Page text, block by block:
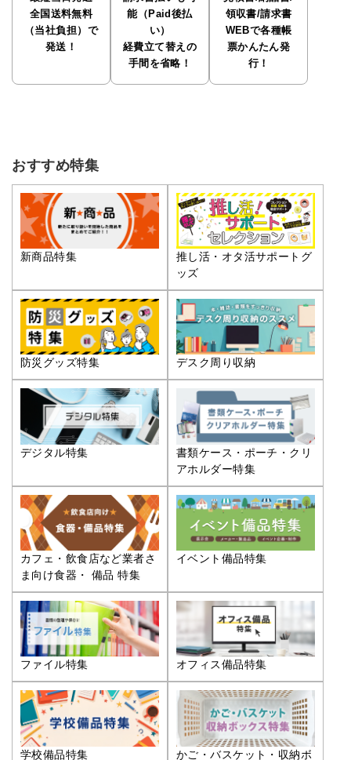
全国送料無料
（当社負担）で
発送！
能（Paid後払
い）
経費立て替えの
手間を省略！
領収書/請求書
WEBで各種帳
票かんたん発
行！
おすすめ特集
新商品特集
推し活・オタ活サポートグ
ッズ
防災グッズ特集 デスク周り収納
デジタル特集
書類ケース・ポーチ・クリ
アホルダー特集
カフェ・飲食店など業者さ
ま向け食器・ 備品 特集
イベント備品特集
ファイル特集 オフィス備品特集
学校備品特集
かご・バスケット・収納ボ